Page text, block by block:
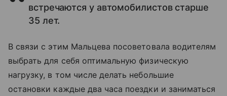
встречаются у автомобилистов старше
35 лет.
В связи с этим Мальцева посоветовала водителям
выбрать для себя оптимальную физическую
нагрузку, в том числе делать небольшие
остановки каждые два часа поездки и заниматься